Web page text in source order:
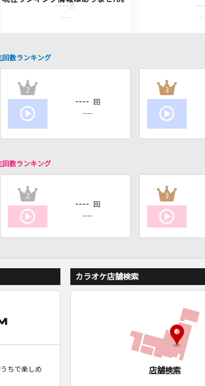
---- 点
----
回数ランキング
2
---- 回
----
3
回数ランキング
2
---- 回
----
3
ちで楽しめ
カラオケ店舗検索
店舗検索